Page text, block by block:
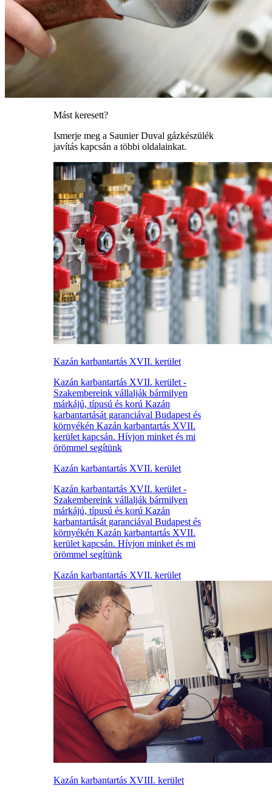
Mást keresett?
Ismerje meg a Saunier Duval gázkészülék
javítás kapcsán a többi oldalainkat.
Kazán karbantartás XVII. kerület
Kazán karbantartás XVII. kerület -
Szakembereink vállalják bármilyen
márkájú, típusú és korú Kazán
karbantartását garanciával Budapest és
környékén Kazán karbantartás XVII.
kerület kapcsán. Hívjon minket és mi
örömmel segítünk
Kazán karbantartás XVII. kerület
Kazán karbantartás XVII. kerület -
Szakembereink vállalják bármilyen
márkájú, típusú és korú Kazán
karbantartását garanciával Budapest és
környékén Kazán karbantartás XVII.
kerület kapcsán. Hívjon minket és mi
örömmel segítünk
Kazán karbantartás XVII. kerület
Kazán karbantartás XVIII. kerület